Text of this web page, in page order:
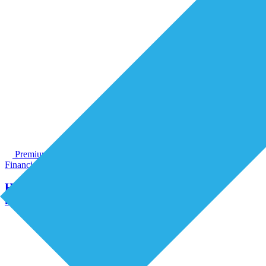
Premium
Financiering
Huisartsentarieven: één discussie, twee
financieringssporen